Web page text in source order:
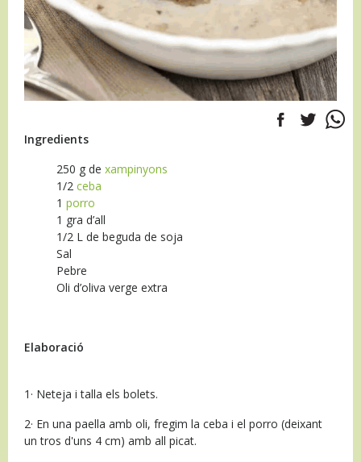
Ingredients
250 g de xampinyons
1/2 ceba
1 porro
1 gra d’all
1/2 L de beguda de soja
Sal
Pebre
Oli d’oliva verge extra
Elaboració
1· Neteja i talla els bolets.
2· En una paella amb oli, fregim la ceba i el porro (deixant
un tros d'uns 4 cm) amb all picat.